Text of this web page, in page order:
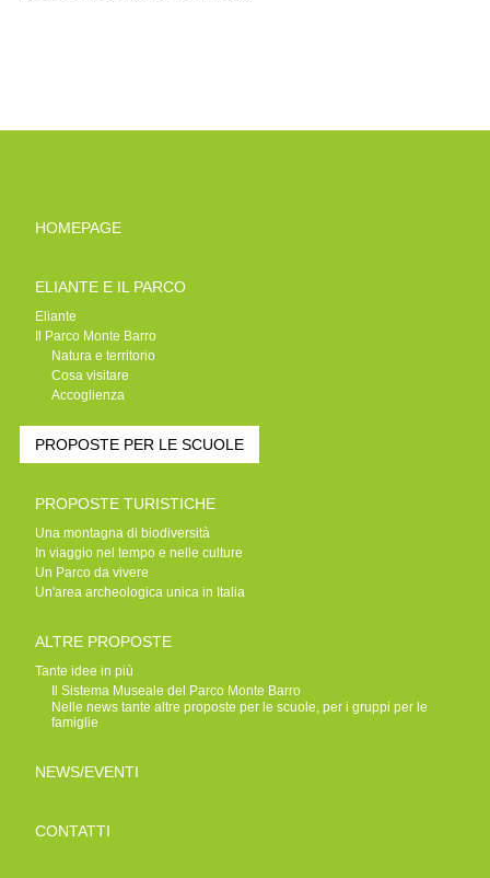
HOMEPAGE
ELIANTE E IL PARCO
Eliante
Il Parco Monte Barro
Natura e territorio
Cosa visitare
Accoglienza
PROPOSTE PER LE SCUOLE
PROPOSTE TURISTICHE
Una montagna di biodiversità
In viaggio nel tempo e nelle culture
Un Parco da vivere
Un'area archeologica unica in Italia
ALTRE PROPOSTE
Tante idee in più
Il Sistema Museale del Parco Monte Barro
Nelle news tante altre proposte per le scuole, per i gruppi per le
famiglie
NEWS/EVENTI
CONTATTI